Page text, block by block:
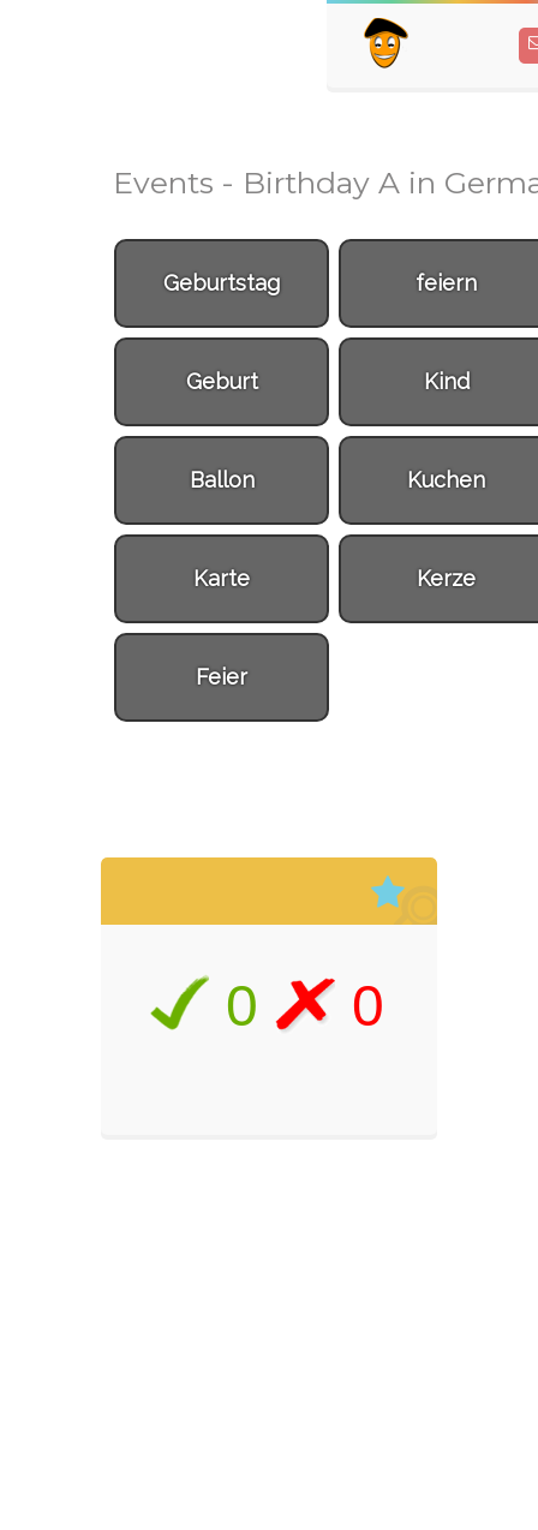
Events - Birthday A in
Geburtstag feiern
Geburt Kind
Ballon Kuchen
Karte Kerze
Feier
0 0